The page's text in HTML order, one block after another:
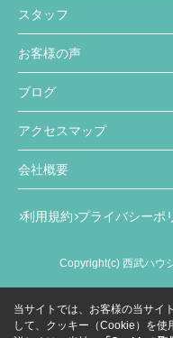
スタッフ
お客様の声
ブログ
アクセスマップ
会社概要
利用規約 プライバシーポ
Copyright(c) 西武ハウ
当サイトでは、お客様の当サイ
して、クッキー（Cookie）を使